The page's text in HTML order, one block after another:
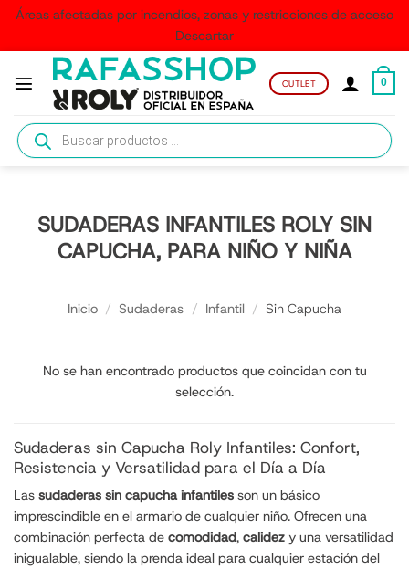
Áreas afectadas por incendios, zonas y restricciones de acceso
Descartar
contenido
OUTLET 0
Búsqueda
de
productos
SUDADERAS INFANTILES ROLY SIN
CAPUCHA, PARA NIÑO Y NIÑA
Inicio / Sudaderas / Infantil / Sin Capucha
No se han encontrado productos que coincidan con tu
selección.
Sudaderas sin Capucha Roly Infantiles: Confort,
Resistencia y Versatilidad para el Día a Día
Las sudaderas sin capucha infantiles son un básico
imprescindible en el armario de cualquier niño. Ofrecen una
combinación perfecta de comodidad, calidez y una versatilidad
inigualable, siendo la prenda ideal para cualquier estación del